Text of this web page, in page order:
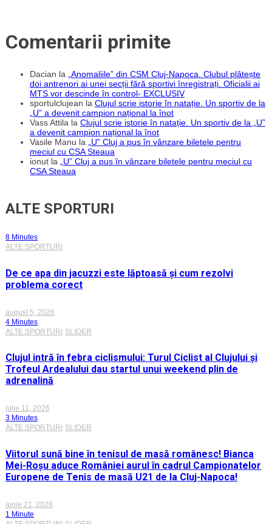
Comentarii primite
Dacian la „Anomaliile” din CSM Cluj-Napoca. Clubul plătește
doi antrenori ai unei secții fără sportivi înregistrați. Oficialii ai
MTS vor descinde în control- EXCLUSIV
sportulclujean la Clujul scrie istorie în natație. Un sportiv de la
„U” a devenit campion național la înot
Vass Attila la Clujul scrie istorie în natație. Un sportiv de la „U”
a devenit campion național la înot
Vasile Manu la „U” Cluj a pus în vânzare biletele pentru
meciul cu CSA Steaua
ionut la „U” Cluj a pus în vânzare biletele pentru meciul cu
CSA Steaua
ALTE SPORTURI
8 Minutes
ALTE SPORTURI
De ce apa din jacuzzi este lăptoasă și cum rezolvi
problema corect
august 5, 2026
4 Minutes
ALTE SPORTURI SLIDER
Clujul intră în febra ciclismului: Turul Ciclist al Clujului și
Trofeul Ardealului dau startul unui weekend plin de
adrenalină
iulie 11, 2026
3 Minutes
ALTE SPORTURI
SLIDER
Viitorul sună bine în tenisul de masă românesc! Bianca
Mei-Roșu aduce României aurul în cadrul Campionatelor
Europene de Tenis de masă U21 de la Cluj-Napoca!
iunie 21, 2026
1 Minute